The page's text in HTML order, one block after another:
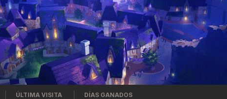
ÚLTIMA VISITA DÍAS GANADOS